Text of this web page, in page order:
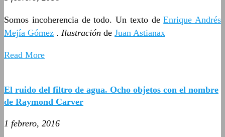
Somos incoherencia de todo. Un texto deEnrique Andrés
Mejía Gómez . Ilustración de Juan Astianax
Read More
El ruido del filtro de agua. Ocho objetos con el nombre
de Raymond Carver
1 febrero, 2016